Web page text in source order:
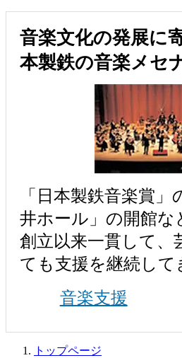
音楽文化の発展に
本製鉄の音楽メセ
「日本製鉄音楽賞」
井ホール」の開館な
創立以来一貫して、
ても支援を継続して
音楽支援
トップページ